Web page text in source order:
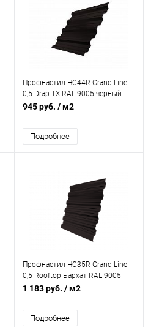
Профнастил НС44R Grand Line
0,5 Drap TX RAL 9005 черный
945 руб. / м2
Подробнее
Профнастил НС35R Grand Line
0,5 Rooftop Бархат RAL 9005
черный
1 183 руб. / м2
Подробнее